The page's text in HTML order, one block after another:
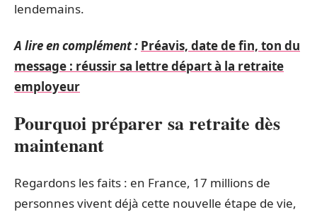
lendemains.
A lire en complément : Préavis, date de fin, ton du
message : réussir sa lettre départ à la retraite
employeur
Pourquoi préparer sa retraite dès
maintenant
Regardons les faits : en France, 17 millions de
personnes vivent déjà cette nouvelle étape de vie,